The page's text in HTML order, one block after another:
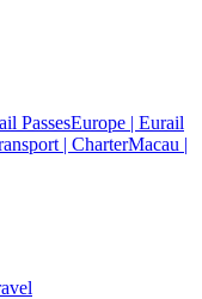
PassesEurope | Eurail
| CharterMacau |